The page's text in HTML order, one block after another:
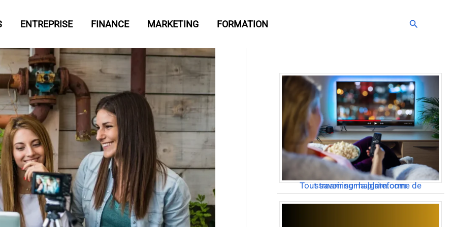
ENTREPRISE FINANCE MARKETING FORMATION Rechercher
Tout savoir sur la plateforme de streaming malgrim.com